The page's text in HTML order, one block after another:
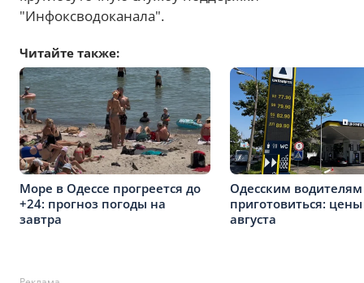
"Инфоксводоканала".
Читайте также:
Море в Одессе прогреется до
+24: прогноз погоды на
завтра
Одесским водителям
приготовиться:
августа